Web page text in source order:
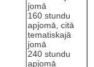
jomā
160 stundu
apjomā, citā
tematiskajā
jomā
240 stundu
apjomā